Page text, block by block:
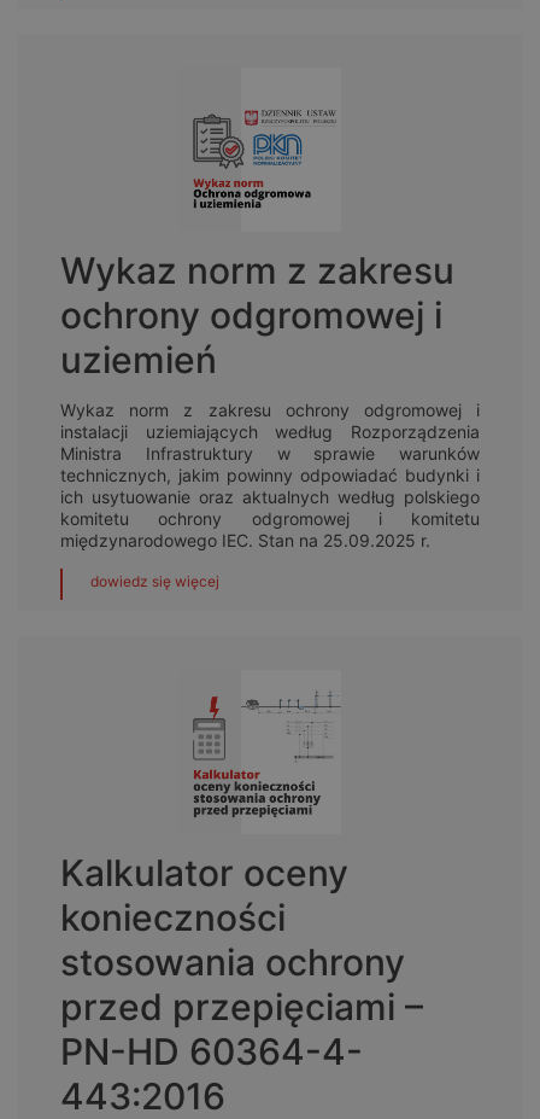
Wykaz norm z zakresu
ochrony odgromowej i
uziemień
Wykaz norm z zakresu ochrony odgromowej i
instalacji uziemiających według Rozporządzenia
Ministra Infrastruktury w sprawie warunków
technicznych, jakim powinny odpowiadać budynki i
ich usytuowanie oraz aktualnych według polskiego
komitetu ochrony odgromowej i komitetu
międzynarodowego IEC. Stan na 25.09.2025 r.
dowiedz się więcej
Kalkulator oceny
konieczności
stosowania ochrony
przed przepięciami –
PN-HD 60364-4-
443:2016